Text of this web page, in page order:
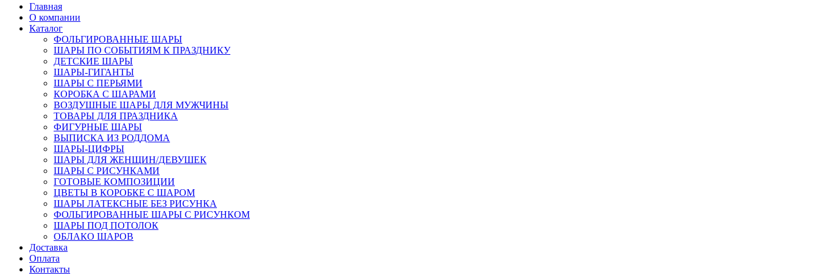
Главная
О компании
Каталог
ФОЛЬГИРОВАННЫЕ ШАРЫ
ШАРЫ ПО СОБЫТИЯМ К ПРАЗДНИКУ
ДЕТСКИЕ ШАРЫ
ШАРЫ-ГИГАНТЫ
ШАРЫ С ПЕРЬЯМИ
КОРОБКА С ШАРАМИ
ВОЗДУШНЫЕ ШАРЫ ДЛЯ МУЖЧИНЫ
ТОВАРЫ ДЛЯ ПРАЗДНИКА
ФИГУРНЫЕ ШАРЫ
ВЫПИСКА ИЗ РОДДОМА
ШАРЫ-ЦИФРЫ
ШАРЫ ДЛЯ ЖЕНЩИН/ДЕВУШЕК
ШАРЫ С РИСУНКАМИ
ГОТОВЫЕ КОМПОЗИЦИИ
ЦВЕТЫ В КОРОБКЕ С ШАРОМ
ШАРЫ ЛАТЕКСНЫЕ БЕЗ РИСУНКА
ФОЛЬГИРОВАННЫЕ ШАРЫ С РИСУНКОМ
ШАРЫ ПОД ПОТОЛОК
ОБЛАКО ШАРОВ
Доставка
Оплата
Контакты